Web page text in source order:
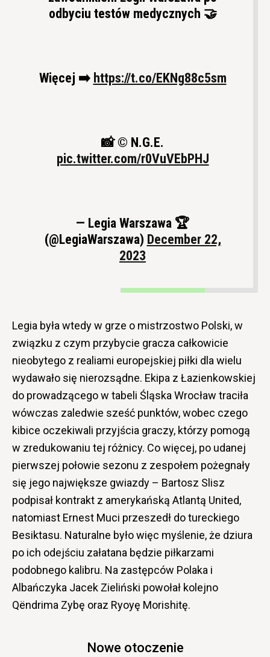
odbyciu testów medycznych 🤝
Więcej ➡️ https://t.co/EKNg88c5sm
📸 © N.G.E.
pic.twitter.com/r0VuVEbPHJ
— Legia Warszawa 🏆
(@LegiaWarszawa) December 22,
2023
Legia była wtedy w grze o mistrzostwo Polski, w
związku z czym przybycie gracza całkowicie
nieobytego z realiami europejskiej piłki dla wielu
wydawało się nierozsądne. Ekipa z Łazienkowskiej
do prowadzącego w tabeli Śląska Wrocław traciła
wówczas zaledwie sześć punktów, wobec czego
kibice oczekiwali przyjścia graczy, którzy pomogą
w zredukowaniu tej różnicy. Co więcej, po udanej
pierwszej połowie sezonu z zespołem pożegnały
się jego największe gwiazdy – Bartosz Slisz
podpisał kontrakt z amerykańską Atlantą United,
natomiast Ernest Muci przeszedł do tureckiego
Besiktasu. Naturalne było więc myślenie, że dziura
po ich odejściu załatana będzie piłkarzami
podobnego kalibru. Na zastępców Polaka i
Albańczyka Jacek Zieliński powołał kolejno
Qëndrima Zybę oraz Ryoyę Morishitę.
Nowe otoczenie